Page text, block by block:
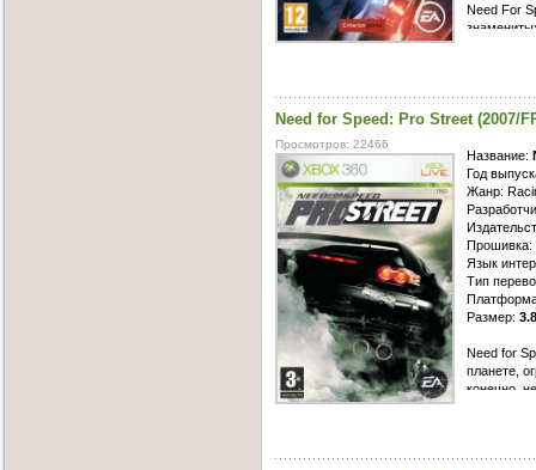
Need For
испытать
Need for Speed: Pro Street (2007/
Просмотров: 22466
Название:
Год
Жанр:
Прошивка:
Язык
Тип
Размер:
Need for
планете,
конечно,